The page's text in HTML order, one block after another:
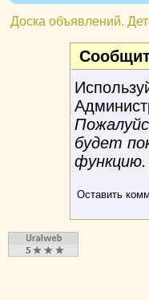
Доска объявлений.
будет
функцию.
Оставить